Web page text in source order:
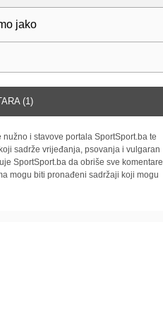
jako
(1)
i stavove portala SportSport.ba te
sadrže vrijeđanja, psovanja i vulgaran
SportSport.ba da obriše sve komentare
mogu biti pronađeni sadržaji koji mogu